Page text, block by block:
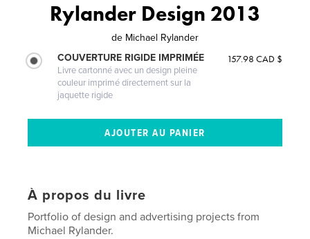
Rylander Design 2013
de Michael Rylander
COUVERTURE RIGIDE IMPRIMÉE
Livre cartonné avec un design pleine
couleur imprimé directement sur la
jaquette rigide
157.98 CAD $
À propos du livre
Portfolio of design and advertising projects from
Michael Rylander.